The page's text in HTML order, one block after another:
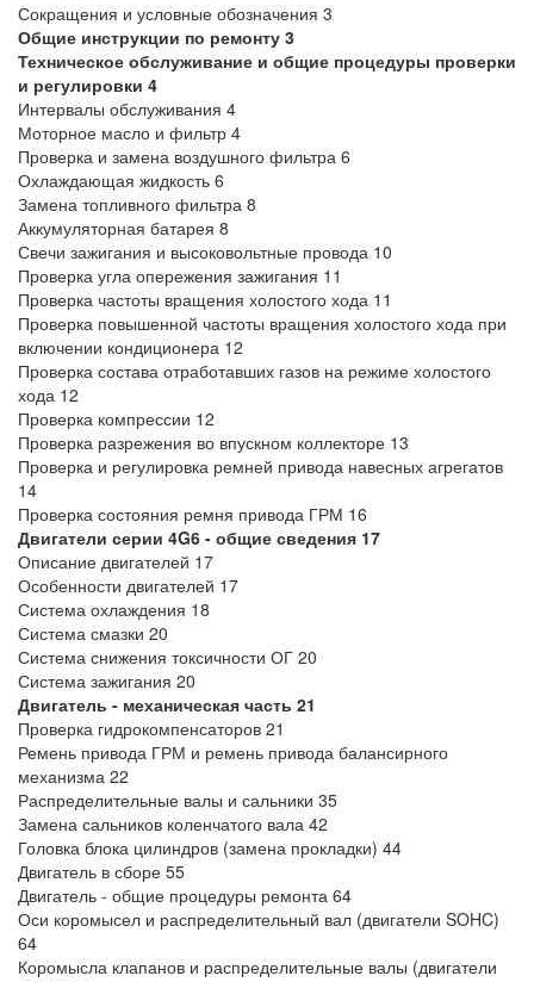
Сокращения и условные обозначения 3
Общие инструкции по ремонту 3
Техническое обслуживание и общие процедуры проверки
и регулировки 4
Интервалы обслуживания 4
Моторное масло и фильтр 4
Проверка и замена воздушного фильтра 6
Охлаждающая жидкость 6
Замена топливного фильтра 8
Аккумуляторная батарея 8
Свечи зажигания и высоковольтные провода 10
Проверка угла опережения зажигания 11
Проверка частоты вращения холостого хода 11
Проверка повышенной частоты вращения холостого хода при
включении кондиционера 12
Проверка состава отработавших газов на режиме холостого
хода 12
Проверка компрессии 12
Проверка разрежения во впускном коллекторе 13
Проверка и регулировка ремней привода навесных агрегатов
14
Проверка состояния ремня привода ГРМ 16
Двигатели серии 4G6 - общие сведения 17
Описание двигателей 17
Особенности двигателей 17
Система охлаждения 18
Система смазки 20
Система снижения токсичности ОГ 20
Система зажигания 20
Двигатель - механическая часть 21
Проверка гидрокомпенсаторов 21
Ремень привода ГРМ и ремень привода балансирного
механизма 22
Распределительные валы и сальники 35
Замена сальников коленчатого вала 42
Головка блока цилиндров (замена прокладки) 44
Двигатель в сборе 55
Двигатель - общие процедуры ремонта 64
Оси коромысел и распределительный вал (двигатели SOHC)
64
Коромысла клапанов и распределительные валы (двигатели